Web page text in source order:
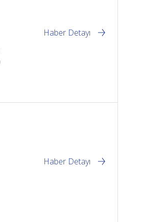
Haber Detayı
Haber Detayı